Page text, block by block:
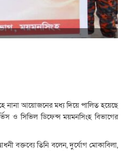
নানা আয়োজনের মধ্য দিয়ে পালিত হয়েছে
ও সিভিল ডিফেন্স ময়মনসিংহ বিভাগের
বক্তব্যে তিনি বলেন, দুর্যোগ মোকাবিলা,